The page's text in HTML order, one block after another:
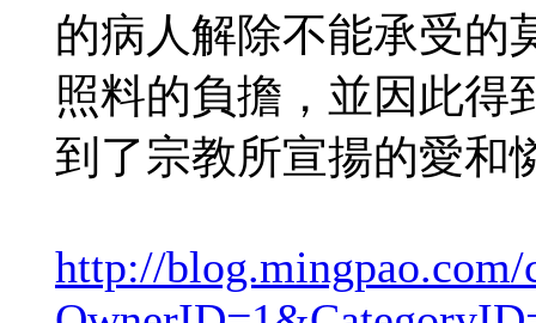
的病人解除不能承受的
照料的負擔，並因此得
到了宗教所宣揚的愛和
http://